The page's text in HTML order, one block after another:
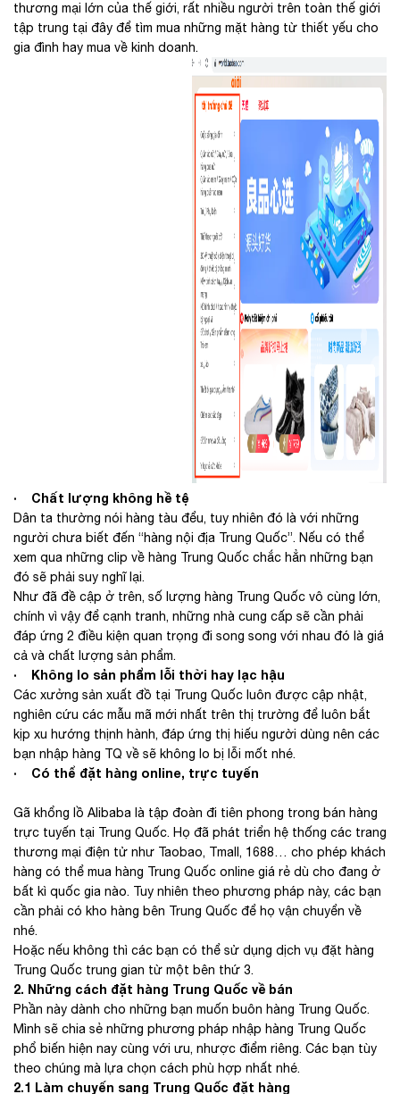
thương mại lớn của thế giới, rất nhiều người trên toàn thế giới
tập trung tại đây để tìm mua những mặt hàng từ thiết yếu cho
gia đình hay mua về kinh doanh.
· Chất lượng không hề tệ
Dân ta thường nói hàng tàu đểu, tuy nhiên đó là với những
người chưa biết đến “hàng nội địa Trung Quốc”. Nếu có thể
xem qua những clip về hàng Trung Quốc chắc hẳn những bạn
đó sẽ phải suy nghĩ lại.
Như đã đề cập ở trên, số lượng hàng Trung Quốc vô cùng lớn,
chính vì vậy để cạnh tranh, những nhà cung cấp sẽ cần phải
đáp ứng 2 điều kiện quan trọng đi song song với nhau đó là giá
cả và chất lượng sản phẩm.
· Không lo sản phẩm lỗi thời hay lạc hậu
Các xưởng sản xuất đồ tại Trung Quốc luôn được cập nhật,
nghiên cứu các mẫu mã mới nhất trên thị trường để luôn bắt
kịp xu hướng thịnh hành, đáp ứng thị hiếu người dùng nên các
bạn nhập hàng TQ về sẽ không lo bị lỗi mốt nhé.
· Có thể đặt hàng online, trực tuyến
Gã khổng lồ Alibaba là tập đoàn đi tiên phong trong bán hàng
trực tuyến tại Trung Quốc. Họ đã phát triển hệ thống các trang
thương mại điện tử như Taobao, Tmall, 1688… cho phép khách
hàng có thể mua hàng Trung Quốc online giá rẻ dù cho đang ở
bất kì quốc gia nào. Tuy nhiên theo phương pháp này, các bạn
cần phải có kho hàng bên Trung Quốc để họ vận chuyển về
nhé.
Hoặc nếu không thì các bạn có thể sử dụng dịch vụ đặt hàng
Trung Quốc trung gian từ một bên thứ 3.
2. Những cách đặt hàng Trung Quốc về bán
Phần này dành cho những bạn muốn buôn hàng Trung Quốc.
Mình sẽ chia sẻ những phương pháp nhập hàng Trung Quốc
phổ biến hiện nay cùng với ưu, nhược điểm riêng. Các bạn tùy
theo chúng mà lựa chọn cách phù hợp nhất nhé.
2.1 Làm chuyến sang Trung Quốc đặt hàng